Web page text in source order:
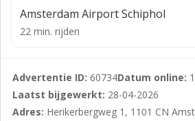
Amsterdam Airport Schiphol
22 min. rijden
Advertentie ID: 60734Datum online:
Laatst bijgewerkt: 28-04-2026
Adres: Herikerbergweg 1, 1101 CN